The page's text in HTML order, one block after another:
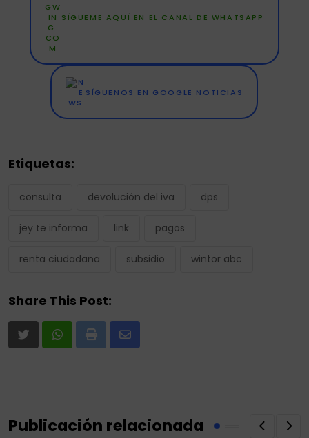
SÍGUEME AQUÍ EN EL CANAL DE WHATSAPP
SÍGUENOS EN GOOGLE NOTICIAS
Etiquetas:
consulta devolución del iva dps
jey te informa link pagos
renta ciudadana subsidio wintor abc
Share This Post:
Print
Share
Publicación relacionada